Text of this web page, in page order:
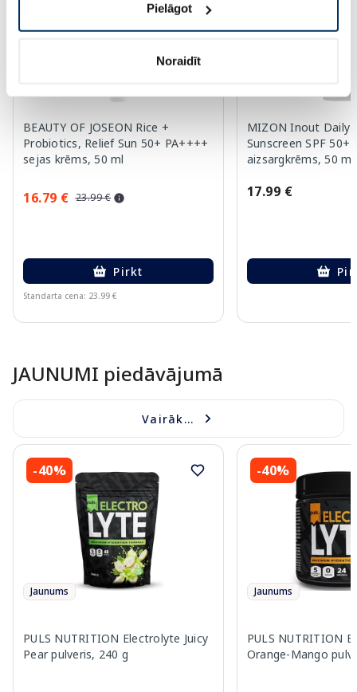
Pielāgot
Noraidīt
BEAUTY OF JOSEON Rice +
Probiotics, Relief Sun 50+ PA++++
sejas krēms, 50 ml
16.79 € 23.99 €
Pirkt
Standarta cena: 23.99 €
MIZON Inout Daily
Sunscreen SPF 50+
aizsargkrēms, 50 ml
17.99 €
JAUNUMI piedāvājumā
Vairāk...
-40%
Jaunums
PULS NUTRITION Electrolyte Juicy
Pear pulveris, 240 g
-40%
Jaunums
PULS NUTRITION
Orange-Mango